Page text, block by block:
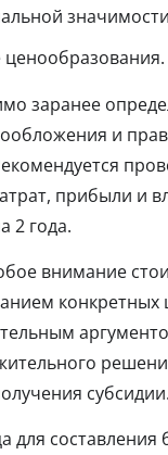
заранее
и
прибыли и
2 года.
внимание
конкретных
субсидии.
для составления